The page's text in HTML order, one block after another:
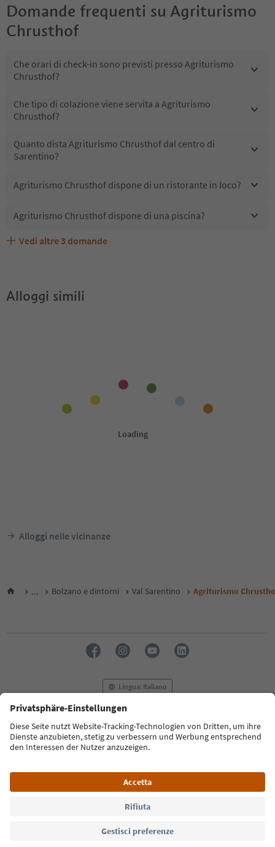
Domande frequenti su Agriturismo
Chrusthof
Che orari di check-in sono previsti presso Agriturismo
Chrusthof?
Che tipo di colazione viene servita a Agriturismo
Chrusthof?
Quanto dista Agriturismo Chrusthof dal centro di
Sarentino?
Agriturismo Chrusthof dispone di un ristorante in loco?
Agriturismo Chrusthof dispone di una piscina?
Agriturismo Chrusthof accetta animali domestici?
Quali servizi/attività sono disponibili presso Agriturismo
Gli ospiti di Agriturismo Chrusthof ricevono l'Alto Adige
Vedi altre 3 domande
Alloggi simili
Alloggi nelle vicinanze
... Bolzano e dintorni Val Sarentino Agriturismo
Lingua: Italiano
FAQ Contatti Press MICE
Privacy Policy
Termini e condizioni
Crediti
Cookie Policy
Alto Adige B2B